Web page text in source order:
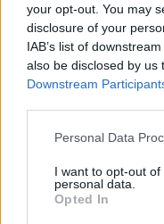
your opt-out. You may
disclosure of your
IAB’s list of
also be disclosed by us
Downstream
Personal Data
I want to opt-out
personal data.
Opted In
ALTRE NOTIZIE